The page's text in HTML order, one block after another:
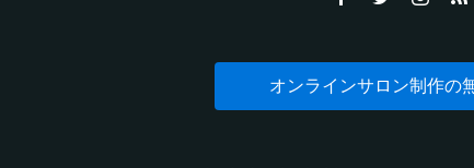
オンラインサロン制作の